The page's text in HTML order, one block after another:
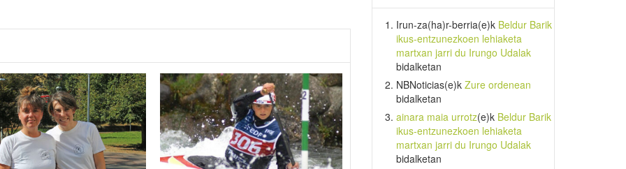
Irun-za(ha)r-berria(e)k Beldur Barik
ikus-entzunezkoen lehiaketa
martxan jarri du Irungo Udalak
bidalketan
NBNoticias(e)k Zure ordenean
bidalketan
ainara maia urrotz(e)k Beldur Barik
ikus-entzunezkoen lehiaketa
martxan jarri du Irungo Udalak
bidalketan